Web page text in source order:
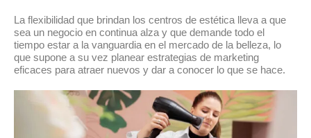
La flexibilidad que brindan los centros de estética lleva a que
sea un negocio en continua alza y que demande todo el
tiempo estar a la vanguardia en el mercado de la belleza, lo
que supone a su vez planear estrategias de marketing
eficaces para atraer nuevos y dar a conocer lo que se hace.